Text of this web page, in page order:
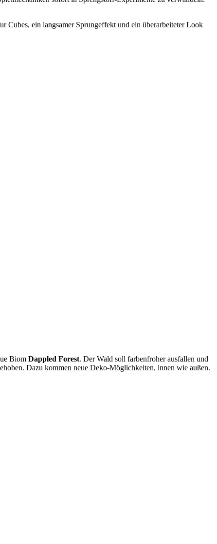
Cubes, ein langsamer Sprungeffekt und ein überarbeiteter Look
Biom Dappled Forest. Der Wald soll farbenfroher ausfallen und
Dazu kommen neue Deko-Möglichkeiten, innen wie außen.